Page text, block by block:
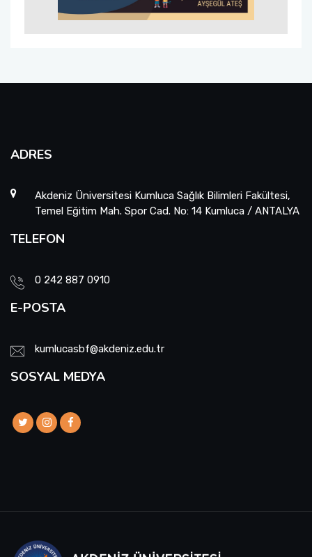
ADRES
Akdeniz Üniversitesi Kumluca Sağlık Bilimleri Fakültesi,
Temel Eğitim Mah. Spor Cad. No: 14 Kumluca / ANTALYA
TELEFON
0 242 887 0910
E-POSTA
kumlucasbf@akdeniz.edu.tr
SOSYAL MEDYA